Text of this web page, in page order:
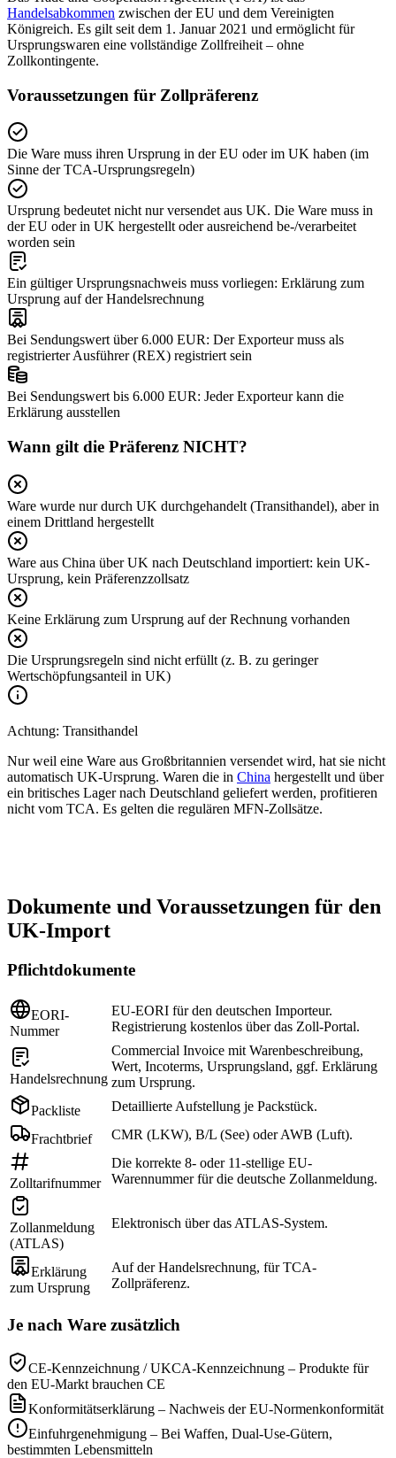
Handelsabkommen zwischen der EU und dem Vereinigten
Königreich. Es gilt seit dem 1. Januar 2021 und ermöglicht für
Ursprungswaren eine vollständige Zollfreiheit – ohne
Zollkontingente.
Voraussetzungen für Zollpräferenz
Die Ware muss ihren Ursprung in der EU oder im UK haben (im
Sinne der TCA-Ursprungsregeln)
Ursprung bedeutet nicht nur versendet aus UK. Die Ware muss in
der EU oder in UK hergestellt oder ausreichend be-/verarbeitet
worden sein
Ein gültiger Ursprungsnachweis muss vorliegen: Erklärung zum
Ursprung auf der Handelsrechnung
Bei Sendungswert über 6.000 EUR: Der Exporteur muss als
registrierter Ausführer (REX) registriert sein
Bei Sendungswert bis 6.000 EUR: Jeder Exporteur kann die
Erklärung ausstellen
Wann gilt die Präferenz NICHT?
Ware wurde nur durch UK durchgehandelt (Transithandel), aber in
einem Drittland hergestellt
Ware aus China über UK nach Deutschland importiert: kein UK-
Ursprung, kein Präferenzzollsatz
Keine Erklärung zum Ursprung auf der Rechnung vorhanden
Die Ursprungsregeln sind nicht erfüllt (z. B. zu geringer
Wertschöpfungsanteil in UK)
Achtung: Transithandel
Nur weil eine Ware aus Großbritannien versendet wird, hat sie nicht
automatisch UK-Ursprung. Waren die in China hergestellt und über
ein britisches Lager nach Deutschland geliefert werden, profitieren
nicht vom TCA. Es gelten die regulären MFN-Zollsätze.
Dokumente und Voraussetzungen für den
UK-Import
Pflichtdokumente
EORI-
Nummer
EU-EORI für den deutschen Importeur.
Registrierung kostenlos über das Zoll-Portal.
Handelsrechnung
Commercial Invoice mit Warenbeschreibung,
Wert, Incoterms, Ursprungsland, ggf. Erklärung
zum Ursprung.
Packliste
Detaillierte Aufstellung je Packstück.
Frachtbrief CMR (LKW), B/L (See) oder AWB (Luft).
Zolltarifnummer
Die korrekte 8- oder 11-stellige EU-
Warennummer für die deutsche Zollanmeldung.
Zollanmeldung
(ATLAS)
Elektronisch über das ATLAS-System.
Erklärung
zum Ursprung
Auf der Handelsrechnung, für TCA-
Zollpräferenz.
Je nach Ware zusätzlich
CE-Kennzeichnung / UKCA-Kennzeichnung – Produkte für
den EU-Markt brauchen CE
Konformitätserklärung – Nachweis der EU-Normenkonformität
Einfuhrgenehmigung – Bei Waffen, Dual-Use-Gütern,
bestimmten Lebensmitteln